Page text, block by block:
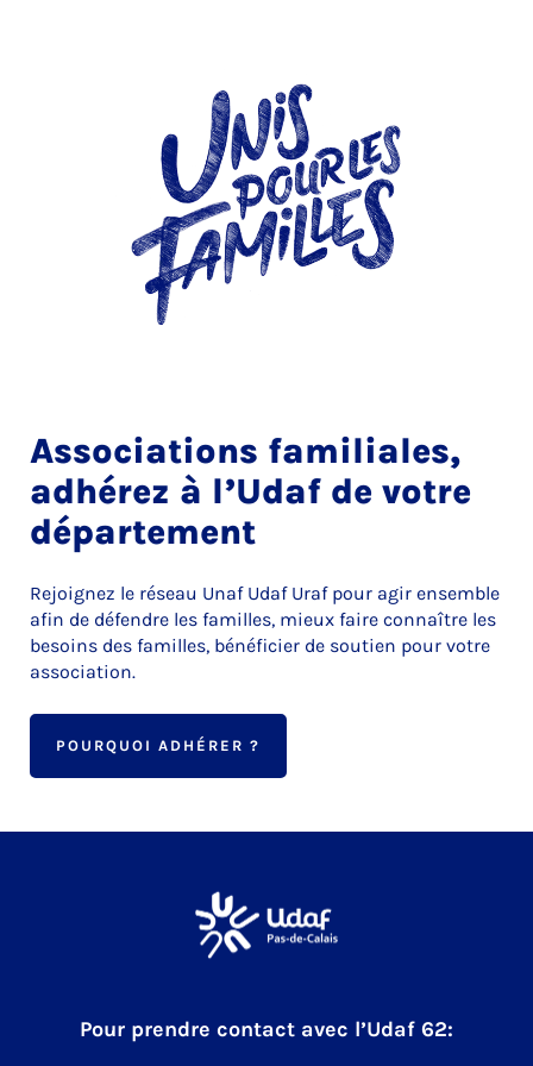
Associations familiales,
adhérez à l’Udaf de votre
département
Rejoignez le réseau Unaf Udaf Uraf pour agir ensemble
afin de défendre les familles, mieux faire connaître les
besoins des familles, bénéficier de soutien pour votre
association.
POURQUOI ADHÉRER ?
Pour prendre contact avec l’Udaf 62: